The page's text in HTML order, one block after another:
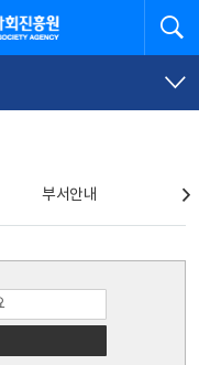
부서안내